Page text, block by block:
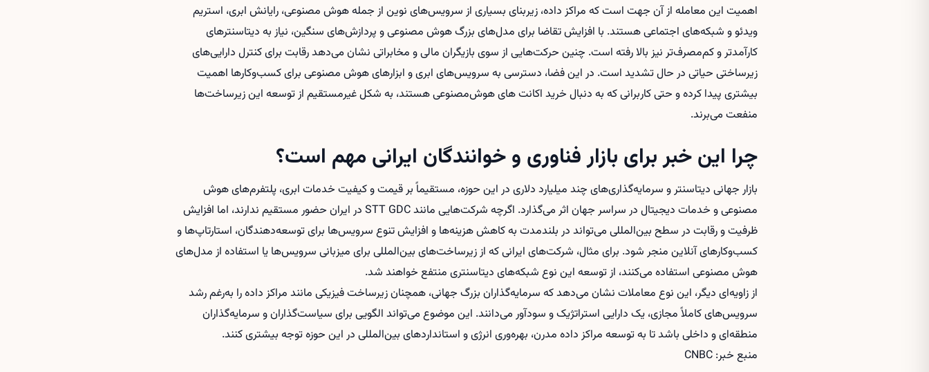
اهمیت این معامله از آن جهت است که مراکز داده، زیربنای بسیاری از سرویس‌های نوین از جمله هوش مصنوعی، رایانش ابری، استریم
ویدئو و شبکه‌های اجتماعی هستند. با افزایش تقاضا برای مدل‌های بزرگ هوش مصنوعی و پردازش‌های سنگین، نیاز به دیتاسنترهای
کارآمدتر و کم‌مصرف‌تر نیز بالا رفته است. چنین حرکت‌هایی از سوی بازیگران مالی و مخابراتی نشان می‌دهد رقابت برای کنترل دارایی‌های
زیرساختی حیاتی در حال تشدید است. در این فضا، دسترسی به سرویس‌های ابری و ابزارهای هوش مصنوعی برای کسب‌وکارها اهمیت
بیشتری پیدا کرده و حتی کاربرانی که به دنبال خرید اکانت های هوش‌مصنوعیهستند، به شکل غیرمستقیم از توسعه این زیرساخت‌ها
منفعت می‌برند.
چرا این خبر برای بازار فناوری و خوانندگان ایرانی مهم است؟
بازار جهانی دیتاسنتر و سرمایه‌گذاری‌های چند میلیارد دلاری در این حوزه، مستقیماً بر قیمت و کیفیت خدمات ابری، پلتفرم‌های هوش
مصنوعی و خدمات دیجیتال در سراسر جهان اثر می‌گذارد. اگرچه شرکت‌هایی مانند STT GDC در ایران حضور مستقیم ندارند، اما افزایش
ظرفیت و رقابت در سطح بین‌المللی می‌تواند در بلندمدت به کاهش هزینه‌ها و افزایش تنوع سرویس‌ها برای توسعه‌دهندگان، استارتاپ‌ها و
کسب‌وکارهای آنلاین منجر شود. برای مثال، شرکت‌های ایرانی که از زیرساخت‌های بین‌المللی برای میزبانی سرویس‌ها یا استفاده از مدل‌های
هوش مصنوعی استفاده می‌کنند، از توسعه این نوع شبکه‌های دیتاسنتری منتفع خواهند شد.
از زاویه‌ای دیگر، این نوع معاملات نشان می‌دهد که سرمایه‌گذاران بزرگ جهانی، همچنان زیرساخت فیزیکی مانند مراکز داده را به‌رغم رشد
سرویس‌های کاملاً مجازی، یک دارایی استراتژیک و سودآور می‌دانند. این موضوع می‌تواند الگویی برای سیاست‌گذاران و سرمایه‌گذاران
منطقه‌ای و داخلی باشد تا به توسعه مراکز داده مدرن، بهره‌وری انرژی و استانداردهای بین‌المللی در این حوزه توجه بیشتری کنند.
منبع خبر: CNBC